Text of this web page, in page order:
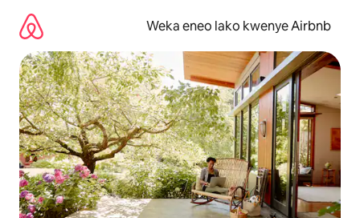
kwenda
kwenye
maudhui
Weka eneo lako kwenye Airbnb